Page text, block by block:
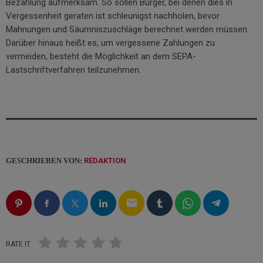
Bezahlung aufmerksam. So sollen Bürger, bei denen dies in
Vergessenheit geraten ist schleunigst nachholen, bevor
Mahnungen und Säumniszuschläge berechnet werden müssen.
Darüber hinaus heißt es, um vergessene Zahlungen zu
vermeiden, besteht die Möglichkeit an dem SEPA-
Lastschriftverfahren teilzunehmen.
GESCHRIEBEN VON: REDAKTION
email
RATE IT